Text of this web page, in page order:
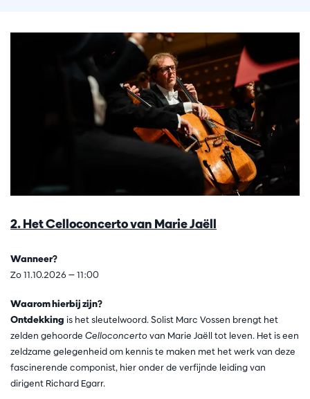
2. Het Celloconcerto van Marie Jaëll
Wanneer?
Zo 11.10.2026 — 11:00
Waarom hierbij zijn?
Ontdekking is het sleutelwoord. Solist Marc Vossen brengt het
zelden gehoorde Celloconcertovan Marie Jaëll tot leven. Het is een
zeldzame gelegenheid om kennis te maken met het werk van deze
fascinerende componist, hier onder de verfijnde leiding van
dirigent Richard Egarr.